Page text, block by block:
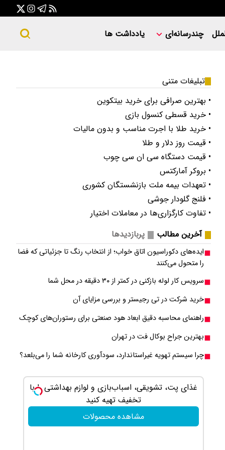
چندرسانه‌ای یادداشت ها
تبلیغات متنی
• بهترین صرافی برای خرید بیتکوین
• خرید قسطی کنسول بازی
• خرید طلا با اجرت مناسب و بدون مالیات
• قیمت روز دلار و طلا
• قیمت دستگاه سی ان سی چوب
• بروکر آمارکتس
• تعهدات بیمه ملت بازنشستگان کشوری
• فلنج گلودار جوشی
• تفاوت کارگزاری‌ها در معاملات اختیار
آخرین مطالب
پربازدیدها
ایده‌های دکوراسیون اتاق خواب؛ از انتخاب رنگ تا جزئیاتی که فضا
را متحول می‌کنند
سرویس کار لوله بازکنی در کمتر از ۳۰ دقیقه در محل شما
خرید شرکت در تی رجیستر و بررسی مزایای آن
راهنمای محاسبه دقیق ابعاد هود صنعتی برای رستوران‌های کوچک
بهترین جراح بوکال فت در تهران
چرا سیستم تهویه غیراستاندارد، سودآوری کارخانه شما را می‌بلعد؟
غذای پت، تشویقی، اسباب‌بازی و لوازم بهداشتی را با
تخفیف تهیه کنید
مشاهده محصولات